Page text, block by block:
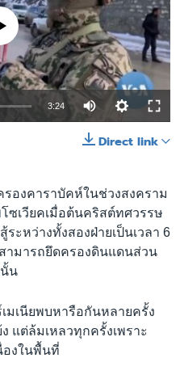
available
3:24
Direct link
รองคาราบัคห์ในช่วงสงคราม
ซเวียคเมื่อต้นคริสต์ทศวรรษ
ระหว่างทั้งสองฝ่ายเป็นเวลา 6
ามารถยึดครองดินแดนส่วน
น
มเนียพบหารือกันหลายครั้ง
แต่ล้มเหลวทุกครั้งเพราะ
องในพื้นที่